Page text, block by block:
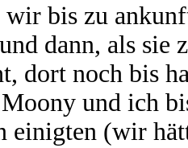
wir bis zu
dann, als sie
dort noch bis
und ich
einigten (wir